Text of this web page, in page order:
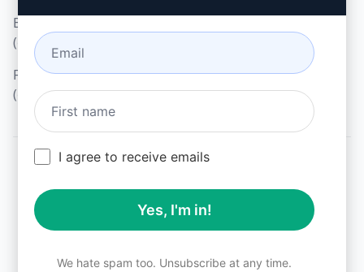
Browseruitbreidingsvoorwaarden
(en)
Factureringsvoorwaarden
(en)
All logos, trademarks, and registered trademarks are the
property of their respective owners.
AIPRM and other related brand names are registered
laws.
I agree to receive emails
Yes, I'm in!
We hate spam too. Unsubscribe at any time.